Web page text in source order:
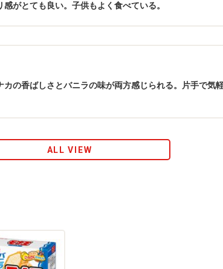
がとても良い。子供もよく食べている。
の香ばしさとバニラの味が両方感じられる。片手で気
ALL VIEW